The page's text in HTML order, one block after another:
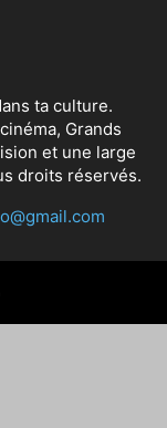
ta culture.
Grands
et une large
droits réservés.